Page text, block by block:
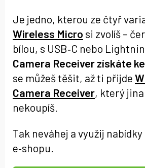
Je jedno, kterou ze čtyř
Wireless Micro si zvolíš –
bílou, s USB‑C nebo
Camera Receiver získáte
se můžeš těšit, až ti přijde
Camera Receiver, který
nekoupíš.
Tak neváhej a využij
e‑shopu.